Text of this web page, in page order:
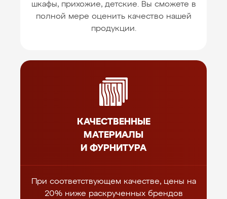
шкафы, прихожие, детские. Вы сможете в
полной мере оценить качество нашей
продукции.
КАЧЕСТВЕННЫЕ
МАТЕРИАЛЫ
И ФУРНИТУРА
При соответствующем качестве, цены на
20% ниже раскрученных брендов